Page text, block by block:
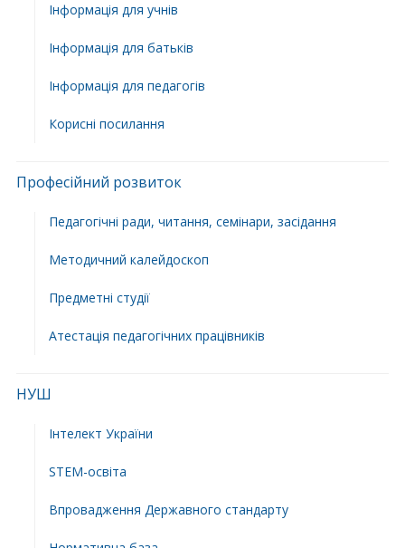
Інформація для учнів
Інформація для батьків
Інформація для педагогів
Корисні посилання
Професійний розвиток
Педагогічні ради, читання, семінари, засідання
Методичний калейдоскоп
Предметні студії
Атестація педагогічних працівників
НУШ
Інтелект України
STEM-освіта
Впровадження Державного стандарту